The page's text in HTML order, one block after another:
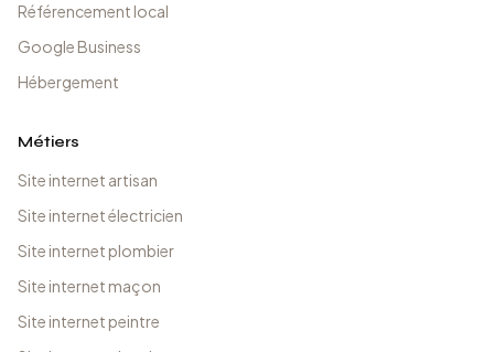
Référencement local
Google Business
Hébergement
Métiers
Site internet artisan
Site internet électricien
Site internet plombier
Site internet maçon
Site internet peintre